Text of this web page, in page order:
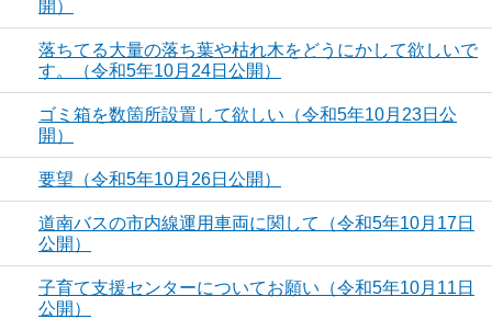
開）
落ちてる大量の落ち葉や枯れ木をどうにかして欲しいで
す。（令和5年10月24日公開）
ゴミ箱を数箇所設置して欲しい（令和5年10月23日公
開）
要望（令和5年10月26日公開）
道南バスの市内線運用車両に関して（令和5年10月17日
公開）
子育て支援センターについてお願い（令和5年10月11日
公開）